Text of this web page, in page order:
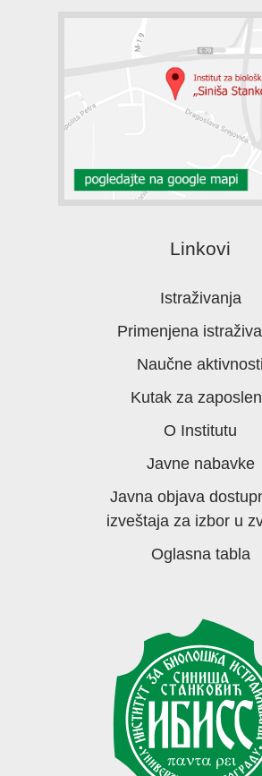
Linkovi
Istraživanja
Primenjena
Naučne aktivnosti
Kutak za
O Institutu
Javne nabavke
Javna objava
izveštaja za izbor u
Oglasna tabla